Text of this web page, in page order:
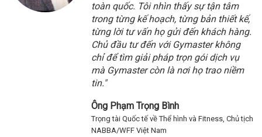
toàn quốc. Tôi nhìn thấy sự tận tâm
trong từng kế hoạch, từng bản thiết kế,
từng lời tư vấn họ gửi đến khách hàng.
Chủ đầu tư đến với Gymaster không
chỉ để tìm giải pháp trọn gói dịch vụ
mà Gymaster còn là nơi họ trao niềm
tin."
Ông Phạm Trọng Bình
Trọng tài Quốc tế về Thể hình và Fitness, Chủ tịch
NABBA/WFF Việt Nam